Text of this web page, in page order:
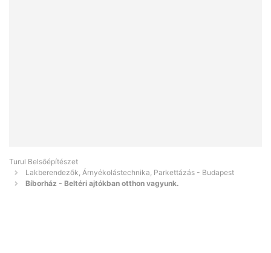
Turul Belsőépítészet
Lakberendezők, Árnyékolástechnika, Parkettázás - Budapest
Bíborház - Beltéri ajtókban otthon vagyunk.